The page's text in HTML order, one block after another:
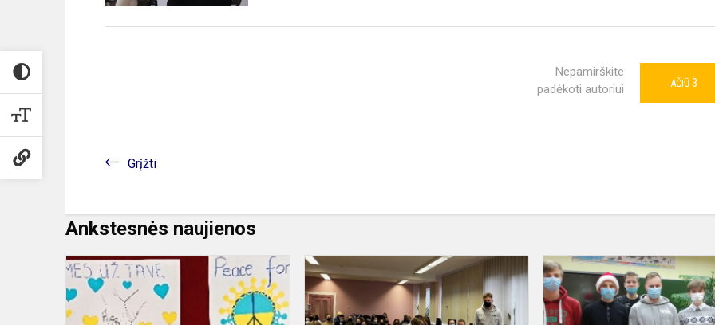
Nepamirškite
padėkoti autoriui
AČIŪ 3
Grįžti
Ankstesnės naujienos
Mes
tavimi,
Ukraina!
Įdomios
netradicinės
pamokos